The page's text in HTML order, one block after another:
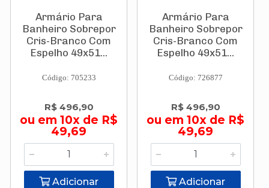
Armário Para
Banheiro Sobrepor
Cris-Branco Com
Espelho 49x51...
Código: 705233
R$ 496,90
ou em 10x de R$
49,69
Adicionar
Armário Para
Banheiro Sobrepor
Cris-Branco Com
Espelho 49x51...
Código: 726877
R$ 496,90
ou em 10x de R$
49,69
Adicionar